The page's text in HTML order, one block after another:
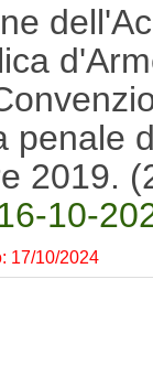
penale
2019.
10-
17/10/2024